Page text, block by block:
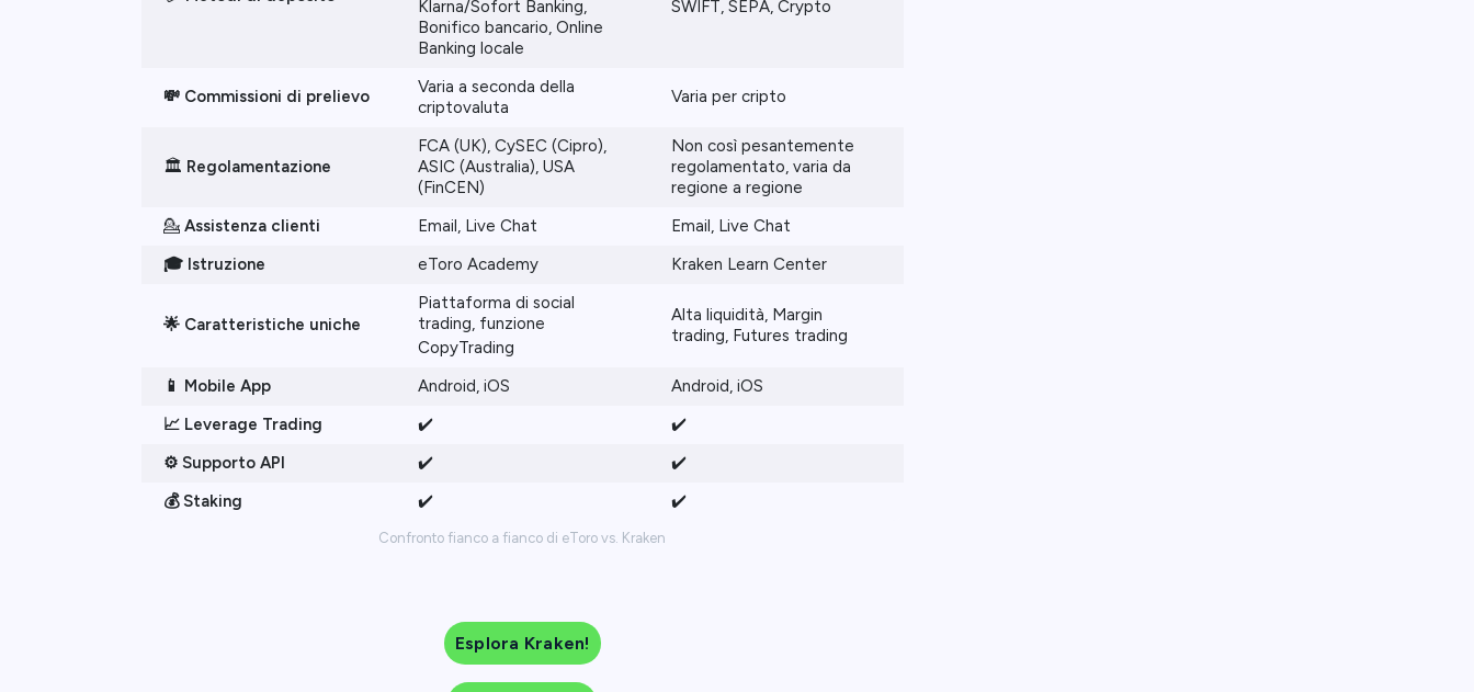
Confronto fianco a fianco di eToro vs. Kraken
Klarna/Sofort Banking,
Bonifico bancario, Online
Banking locale
SWIFT, SEPA, Crypto
💸 Commissioni di prelievo
Varia a seconda della
criptovaluta
Varia per cripto
🏛️ Regolamentazione
FCA (UK), CySEC (Cipro),
ASIC (Australia), USA
(FinCEN)
Non così pesantemente
regolamentato, varia da
regione a regione
💁 Assistenza clienti Email, Live Chat
Email, Live Chat
🎓 Istruzione
eToro Academy Kraken Learn Center
🌟 Caratteristiche uniche
Piattaforma di social
trading, funzione
CopyTrading
Alta liquidità, Margin
trading, Futures trading
📱 Mobile App Android, iOS
Android, iOS
📈 Leverage Trading
✔️
✔️
⚙️ Supporto API ✔️
✔️
💰 Staking
✔️ ✔️
Esplora Kraken!